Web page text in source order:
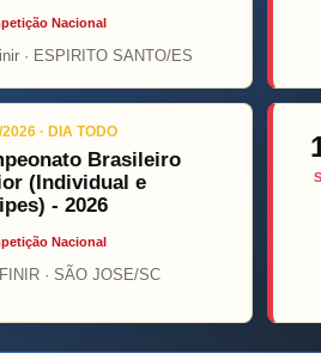
Nacional
· ESPIRITO SANTO/ES
· DIA TODO
Brasileiro
(Individual e
- 2026
Nacional
· SÃO JOSE/SC